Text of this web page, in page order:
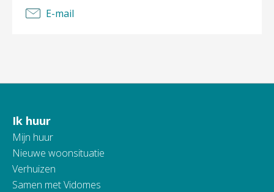
E-mail
Contactinformatie
Ik huur
Mijn huur
Nieuwe woonsituatie
Verhuizen
Samen met Vidomes